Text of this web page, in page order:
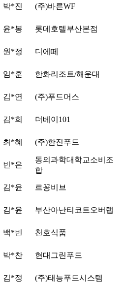
박*진 (주)바른WF
윤*봉 롯데호텔부산본점
원*정 디에떼
임*훈 한화리조트/해운대
김*연 (주)푸드머스
김*희 더베이101
최*혜 (주)한진푸드
빈*은
동의과학대학교소비조
합
김*윤 르꽁비브
김*윤 부산아난티코트오버랩
백*빈 천호식품
박*찬 현대그린푸드
김*정 (주)태능푸드시스템